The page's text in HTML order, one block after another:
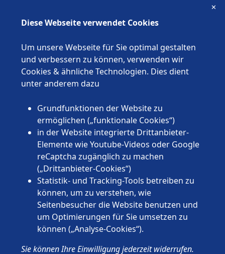
Brandenburg
Hamburg
Hessen
Mecklenburg-Vorpommern
Niedersachsen
Rheinland-Pfalz
Sachsen
Sachsen-Anhalt
Schleswig-Holstein
Thüringen
Deutschland e.V.
Diese Webseite verwendet Cookies
Um unsere Webseite für Sie optimal gestalten
und verbessern zu können, verwenden wir
Cookies & ähnliche Technologien. Dies dient
unter anderem dazu
Grundfunktionen der Website zu
ermöglichen („funktionale Cookies“)
in der Website integrierte Drittanbieter-
Elemente wie Youtube-Videos oder Google
reCaptcha zugänglich zu machen
(„Drittanbieter-Cookies“)
Statistik- und Tracking-Tools betreiben zu
können, um zu verstehen, wie
Seitenbesucher die Website benutzen und
um Optimierungen für Sie umsetzen zu
können („Analyse-Cookies“).
Sie können Ihre Einwilligung jederzeit widerrufen.
✕